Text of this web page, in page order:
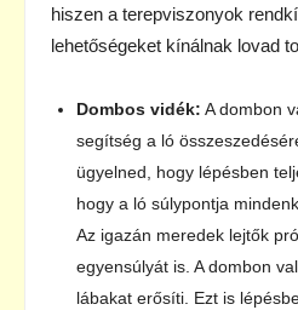
hiszen a terepviszonyok
lehetőségeket kínálnak lovad
Dombos vidék: A dombon
segítség a ló
ügyelned, hogy lépésben
hogy a ló súlypontja
Az igazán meredek lejtők
egyensúlyát is. A dombon
lábakat erősíti. Ezt is